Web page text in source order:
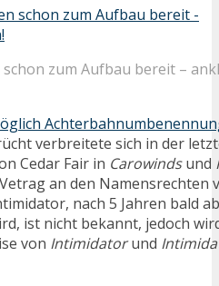
zum Aufbau bereit –
verbreitete sich in der
Cedar Fair in Carowindsund
an den Namensrechten
nach 5 Jahren bald
ist nicht bekannt, jedoch
von Intimidatorund